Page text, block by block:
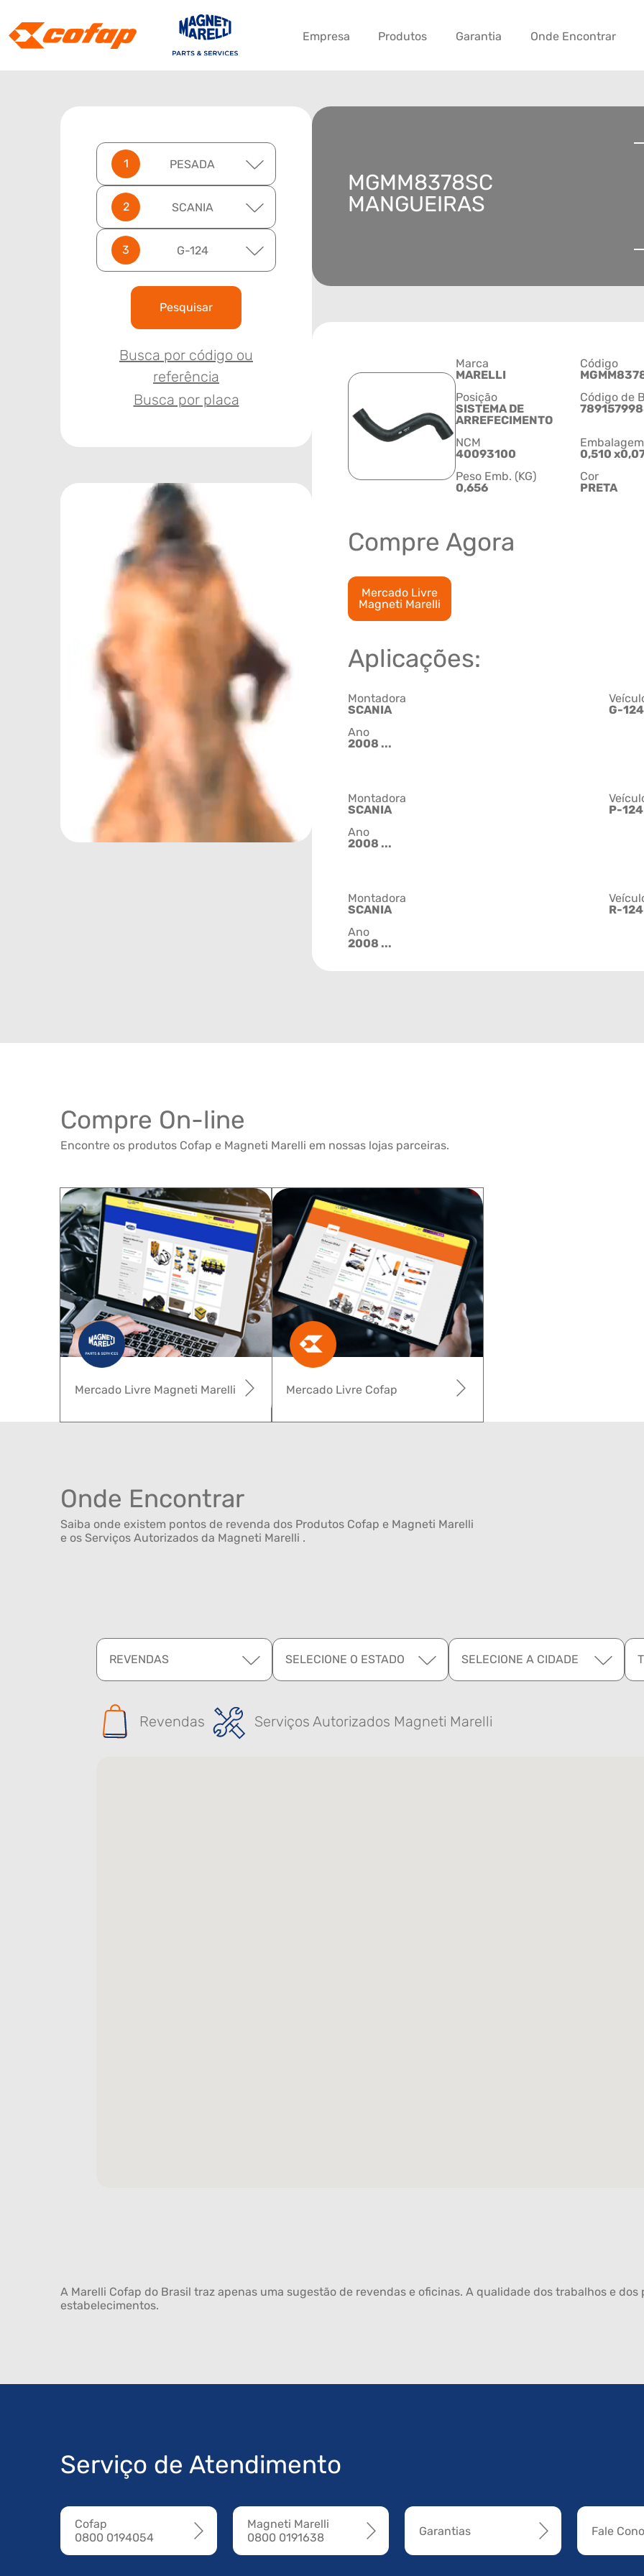
Empresa Produtos Garantia Onde Encontrar
PESADA
SCANIA
G-124
Pesquisar
Busca por código ou
referência
Busca por placa
MGMM8378SC
MANGUEIRAS
Marca
MARELLI
Código
Posição
SISTEMA DE
ARREFECIMENTO
Código de
NCM
40093100
0,510
Peso Emb. (KG)
0,656
Cor
PRETA
Compre Agora
Mercado Livre
Magneti Marelli
Aplicações:
Montadora
SCANIA
G-124
Ano
2008 ...
Montadora
SCANIA
P-124
Ano
2008 ...
Montadora
SCANIA
R-124
Ano
2008 ...
Compre On-line
Encontre os produtos Cofap e Magneti Marelli em nossas lojas parceiras.
Mercado Livre Cofap
Mercado Livre Magneti Marelli
Onde Encontrar
Saiba onde existem pontos de revenda dos Produtos Cofap e Magneti Marelli
e os Serviços Autorizados da Magneti Marelli .
REVENDAS SELECIONE O ESTADO SELECIONE A CIDADE
Revendas Serviços Autorizados Magneti Marelli
A Marelli Cofap do Brasil traz apenas uma sugestão de revendas e oficinas. A qualidade dos trabalhos e
estabelecimentos.
Serviço de Atendimento
Cofap
0800 0194054
Magneti Marelli
0800 0191638
Garantias Fale